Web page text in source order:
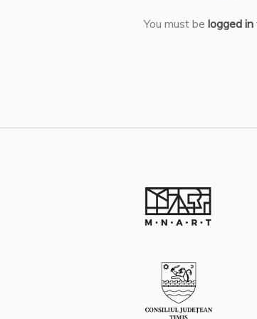
You must be logged in